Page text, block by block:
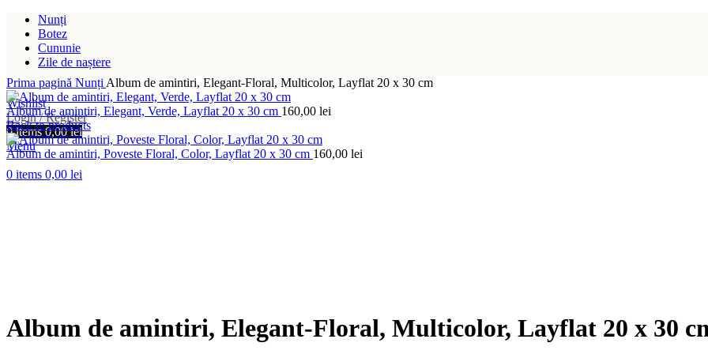
Nunți
Botez
Cununie
Zile de naștere
Wishlist
Login / Register
0items 0,00lei
Menu
0 items 0,00 lei
Prima pagină Nunți Album de amintiri, Elegant-Floral, Multicolor, Layflat 20 x 30 cm
Album de amintiri, Elegant, Verde, Layflat 20 x 30 cm 160,00 lei
Back to products
Album de amintiri, Poveste Floral, Color, Layflat 20 x 30 cm 160,00 lei
Album de amintiri, Elegant-Floral, Multicolor, Layflat 20 x 30